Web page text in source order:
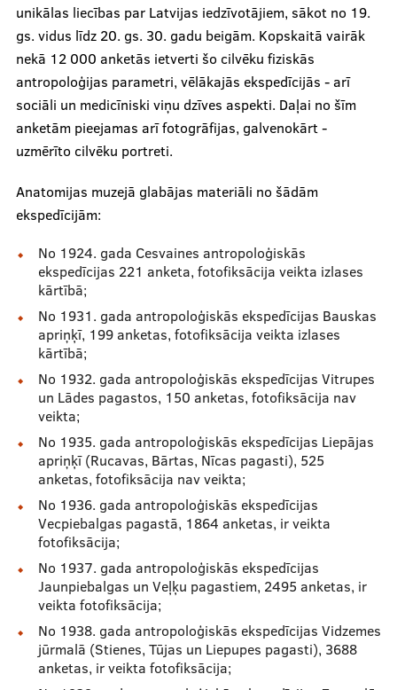
unikālas liecības par Latvijas iedzīvotājiem, sākot no 19.
gs. vidus līdz 20. gs. 30. gadu beigām. Kopskaitā vairāk
nekā 12 000 anketās ietverti šo cilvēku fiziskās
antropoloģijas parametri, vēlākajās ekspedīcijās - arī
sociāli un medicīniski viņu dzīves aspekti. Daļai no šīm
anketām pieejamas arī fotogrāfijas, galvenokārt -
uzmērīto cilvēku portreti.
Anatomijas muzejā glabājas materiāli no šādām
ekspedīcijām:
No 1924. gada Cesvaines antropoloģiskās
ekspedīcijas 221 anketa, fotofiksācija veikta izlases
kārtībā;
No 1931. gada antropoloģiskās ekspedīcijas Bauskas
apriņķī, 199 anketas, fotofiksācija veikta izlases
kārtībā;
No 1932. gada antropoloģiskās ekspedīcijas Vitrupes
un Lādes pagastos, 150 anketas, fotofiksācija nav
veikta;
No 1935. gada antropoloģiskās ekspedīcijas Liepājas
apriņķī (Rucavas, Bārtas, Nīcas pagasti), 525
anketas, fotofiksācija nav veikta;
No 1936. gada antropoloģiskās ekspedīcijas
Vecpiebalgas pagastā, 1864 anketas, ir veikta
fotofiksācija;
No 1937. gada antropoloģiskās ekspedīcijas
Jaunpiebalgas un Veļķu pagastiem, 2495 anketas, ir
veikta fotofiksācija;
No 1938. gada antropoloģiskās ekspedīcijas Vidzemes
jūrmalā (Stienes, Tūjas un Liepupes pagasti), 3688
anketas, ir veikta fotofiksācija;